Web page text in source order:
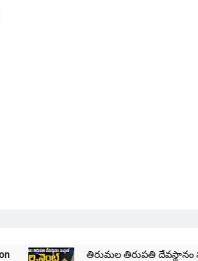
తిరుమల తిరుపతి దేవస్థానం సంస్థలో ఉద్యోగాలు